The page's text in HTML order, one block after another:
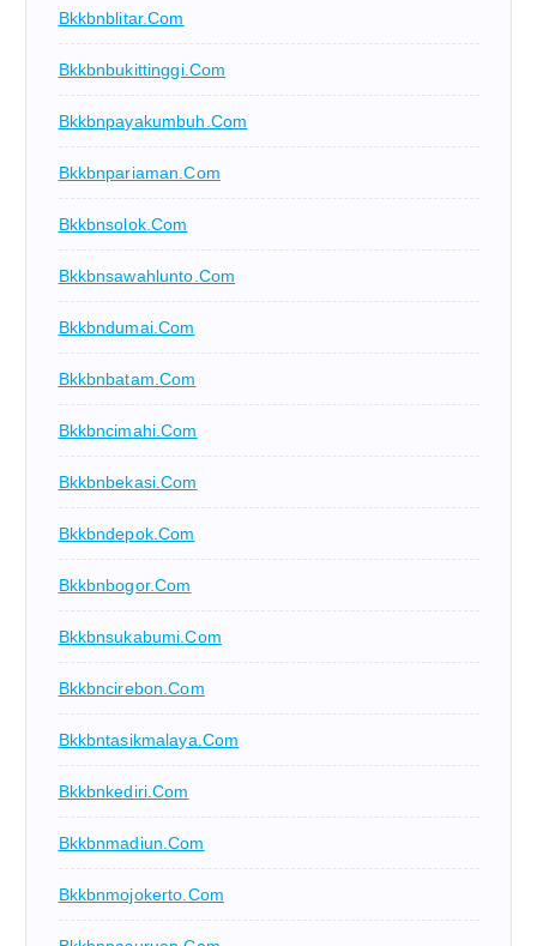
Bkkbnblitar.com
Bkkbnbukittinggi.com
Bkkbnpayakumbuh.com
Bkkbnpariaman.com
Bkkbnsolok.com
Bkkbnsawahlunto.com
Bkkbndumai.com
Bkkbnbatam.com
Bkkbncimahi.com
Bkkbnbekasi.com
Bkkbndepok.com
Bkkbnbogor.com
Bkkbnsukabumi.com
Bkkbncirebon.com
Bkkbntasikmalaya.com
Bkkbnkediri.com
Bkkbnmadiun.com
Bkkbnmojokerto.com